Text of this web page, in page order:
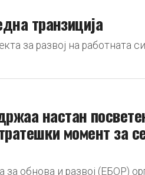
транзиција
за развој на работната
настан
момент за
обнова и развој (ЕБОР)